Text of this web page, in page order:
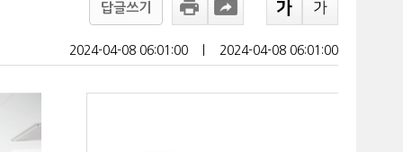
답글쓰기
2024-04-08 06:01:00 2024-04-08 06:01:00